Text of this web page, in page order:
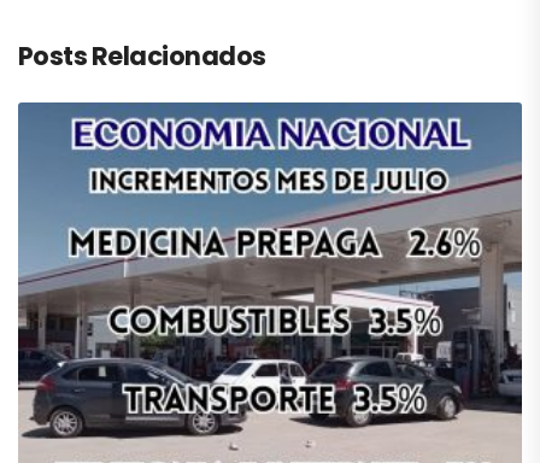
Posts Relacionados